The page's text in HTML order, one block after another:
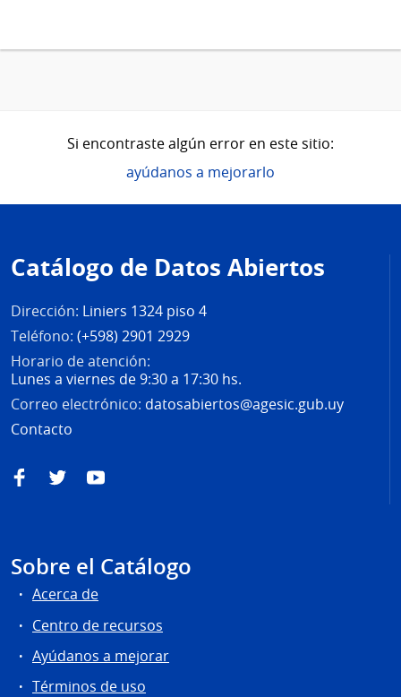
Si encontraste algún error en este sitio:
ayúdanos a mejorarlo
de
página
Catálogo de Datos Abiertos
Dirección: Liniers 1324 piso 4
Teléfono: (+598) 2901 2929
Horario de atención:
Lunes a viernes de 9:30 a 17:30 hs.
Correo electrónico: datosabiertos@agesic.gub.uy
Contacto
FacebookTwitterYouTube
Sobre el Catálogo
Acerca de
Centro de recursos
Ayúdanos a mejorar
Términos de uso